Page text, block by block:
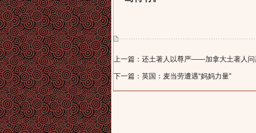
上一篇：还土著人以尊严——加拿大土著人问
下一篇：英国：麦当劳遭遇“妈妈力量”